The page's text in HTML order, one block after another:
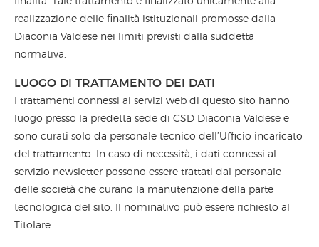
realizzazione delle finalità istituzionali promosse dalla
Diaconia Valdese nei limiti previsti dalla suddetta
normativa.
LUOGO DI TRATTAMENTO DEI DATI
I trattamenti connessi ai servizi web di questo sito hanno
luogo presso la predetta sede di CSD Diaconia Valdese e
sono curati solo da personale tecnico dell’Ufficio incaricato
del trattamento. In caso di necessità, i dati connessi al
servizio newsletter possono essere trattati dal personale
delle società che curano la manutenzione della parte
tecnologica del sito. Il nominativo può essere richiesto al
Titolare.